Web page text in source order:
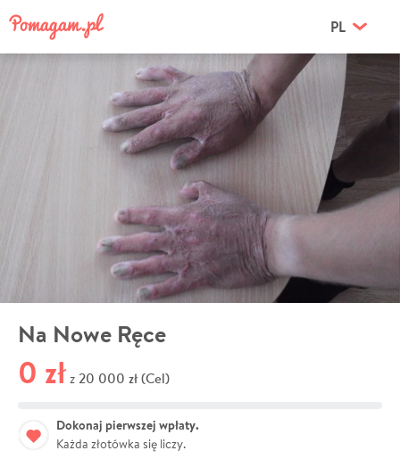
PL
Na Nowe Ręce
0 zł z 20 000 zł (Cel)
Dokonaj pierwszej wpłaty.
Każda złotówka się liczy.